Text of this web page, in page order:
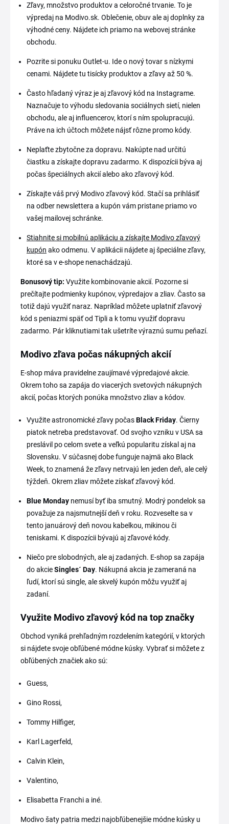
Zľavy, množstvo produktov a celoročné trvanie. To je
výpredaj na Modivo.sk. Oblečenie, obuv ale aj doplnky za
výhodné ceny. Nájdete ich priamo na webovej stránke
obchodu.
Pozrite si ponuku Outlet-u. Ide o nový tovar s nízkymi
cenami. Nájdete tu tisícky produktov a zľavy až 50 %.
Často hľadaný výraz je aj zľavový kód na Instagrame.
Naznačuje to výhodu sledovania sociálnych sietí, nielen
obchodu, ale aj influencerov, ktorí s ním spolupracujú.
Práve na ich účtoch môžete nájsť rôzne promo kódy.
Neplaťte zbytočne za dopravu. Nakúpte nad určitú
čiastku a získajte dopravu zadarmo. K dispozícii býva aj
počas špeciálnych akcií alebo ako zľavový kód.
Získajte váš prvý Modivo zľavový kód. Stačí sa prihlásiť
na odber newslettera a kupón vám pristane priamo vo
vašej mailovej schránke.
Stiahnite si mobilnú aplikáciu a získajte Modivo zľavový
kupón ako odmenu. V aplikácii nájdete aj špeciálne zľavy,
ktoré sa v e-shope nenachádzajú.
Bonusový tip: Využite kombinovanie akcií. Pozorne si
prečítajte podmienky kupónov, výpredajov a zliav. Často sa
totiž dajú využiť naraz. Napríklad môžete uplatniť zľavový
kód s peniazmi späť od Tipli a k tomu využiť dopravu
zadarmo. Pár kliknutiami tak ušetríte výraznú sumu peňazí.
Modivo zľava počas nákupných akcií
E-shop máva pravidelne zaujímavé výpredajové akcie.
Okrem toho sa zapája do viacerých svetových nákupných
akcií, počas ktorých ponúka množstvo zliav a kódov.
Využite astronomické zľavy počasBlack Friday. Čierny
piatok netreba predstavovať. Od svojho vzniku v USA sa
preslávil po celom svete a veľkú popularitu získal aj na
Slovensku. V súčasnej dobe funguje najmä ako Black
Week, to znamená že zľavy netrvajú len jeden deň, ale celý
týždeň. Okrem zliav môžete získať zľavový kód.
Blue Monday nemusí byť iba smutný. Modrý pondelok sa
považuje za najsmutnejší deň v roku. Rozveselte sa v
tento januárový deň novou kabelkou, mikinou či
teniskami. K dispozícii bývajú aj zľavové kódy.
Niečo pre slobodných, ale aj zadaných. E-shop sa zapája
do akcieSingles´ Day. Nákupná akcia je zameraná na
ľudí, ktorí sú single, ale skvelý kupón môžu využiť aj
zadaní.
Využite Modivo zľavový kód na top značky
Obchod vyniká prehľadným rozdelením kategórií, v ktorých
si nájdete svoje obľúbené módne kúsky. Vybrať si môžete z
obľúbených značiek ako sú:
Guess,
Gino Rossi,
Tommy Hilfiger,
Karl Lagerfeld,
Calvin Klein,
Valentino,
Elisabetta Franchi a iné.
Modivo šaty patria medzi najobľúbenejšie módne kúsky u